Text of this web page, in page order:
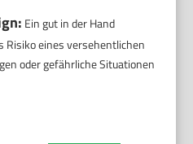
Ein gut in der Hand
Risiko eines versehentlichen
oder gefährliche Situationen